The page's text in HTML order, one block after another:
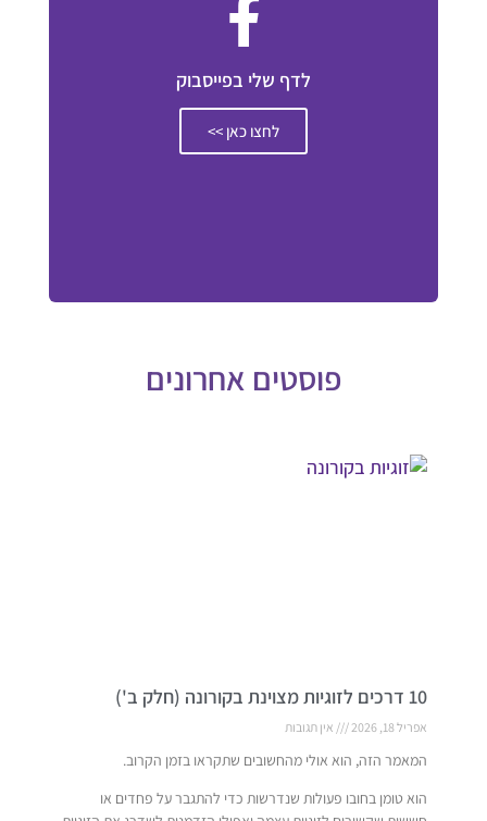
לדף שלי בפייסבוק
לחצו כאן >>
פוסטים אחרונים
10 דרכים לזוגיות מצוינת בקורונה (חלק ב')
אפריל 18, 2026 אין תגובות
המאמר הזה, הוא אולי מהחשובים שתקראו בזמן הקרוב.
הוא טומן בחובו פעולות שנדרשות כדי להתגבר על פחדים או